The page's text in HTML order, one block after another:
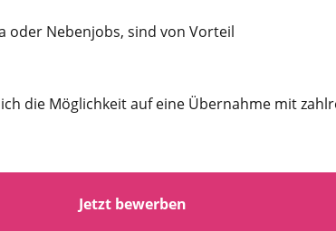
oder Nebenjobs, sind von Vorteil
die Möglichkeit auf eine Übernahme mit